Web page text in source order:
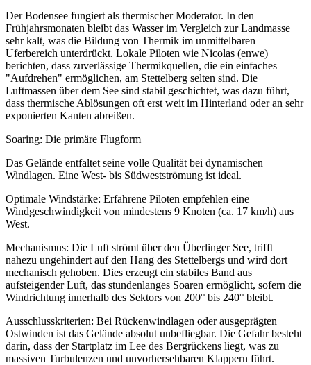
Der Bodensee fungiert als thermischer Moderator. In den
Frühjahrsmonaten bleibt das Wasser im Vergleich zur Landmasse
sehr kalt, was die Bildung von Thermik im unmittelbaren
Uferbereich unterdrückt. Lokale Piloten wie Nicolas (enwe)
berichten, dass zuverlässige Thermikquellen, die ein einfaches
"Aufdrehen" ermöglichen, am Stettelberg selten sind. Die
Luftmassen über dem See sind stabil geschichtet, was dazu führt,
dass thermische Ablösungen oft erst weit im Hinterland oder an sehr
exponierten Kanten abreißen.
Soaring: Die primäre Flugform
Das Gelände entfaltet seine volle Qualität bei dynamischen
Windlagen. Eine West- bis Südwestströmung ist ideal.
Optimale Windstärke: Erfahrene Piloten empfehlen eine
Windgeschwindigkeit von mindestens 9 Knoten (ca. 17 km/h) aus
West.
Mechanismus: Die Luft strömt über den Überlinger See, trifft
nahezu ungehindert auf den Hang des Stettelbergs und wird dort
mechanisch gehoben. Dies erzeugt ein stabiles Band aus
aufsteigender Luft, das stundenlanges Soaren ermöglicht, sofern die
Windrichtung innerhalb des Sektors von 200° bis 240° bleibt.
Ausschlusskriterien: Bei Rückenwindlagen oder ausgeprägten
Ostwinden ist das Gelände absolut unbefliegbar. Die Gefahr besteht
darin, dass der Startplatz im Lee des Bergrückens liegt, was zu
massiven Turbulenzen und unvorhersehbaren Klappern führt.